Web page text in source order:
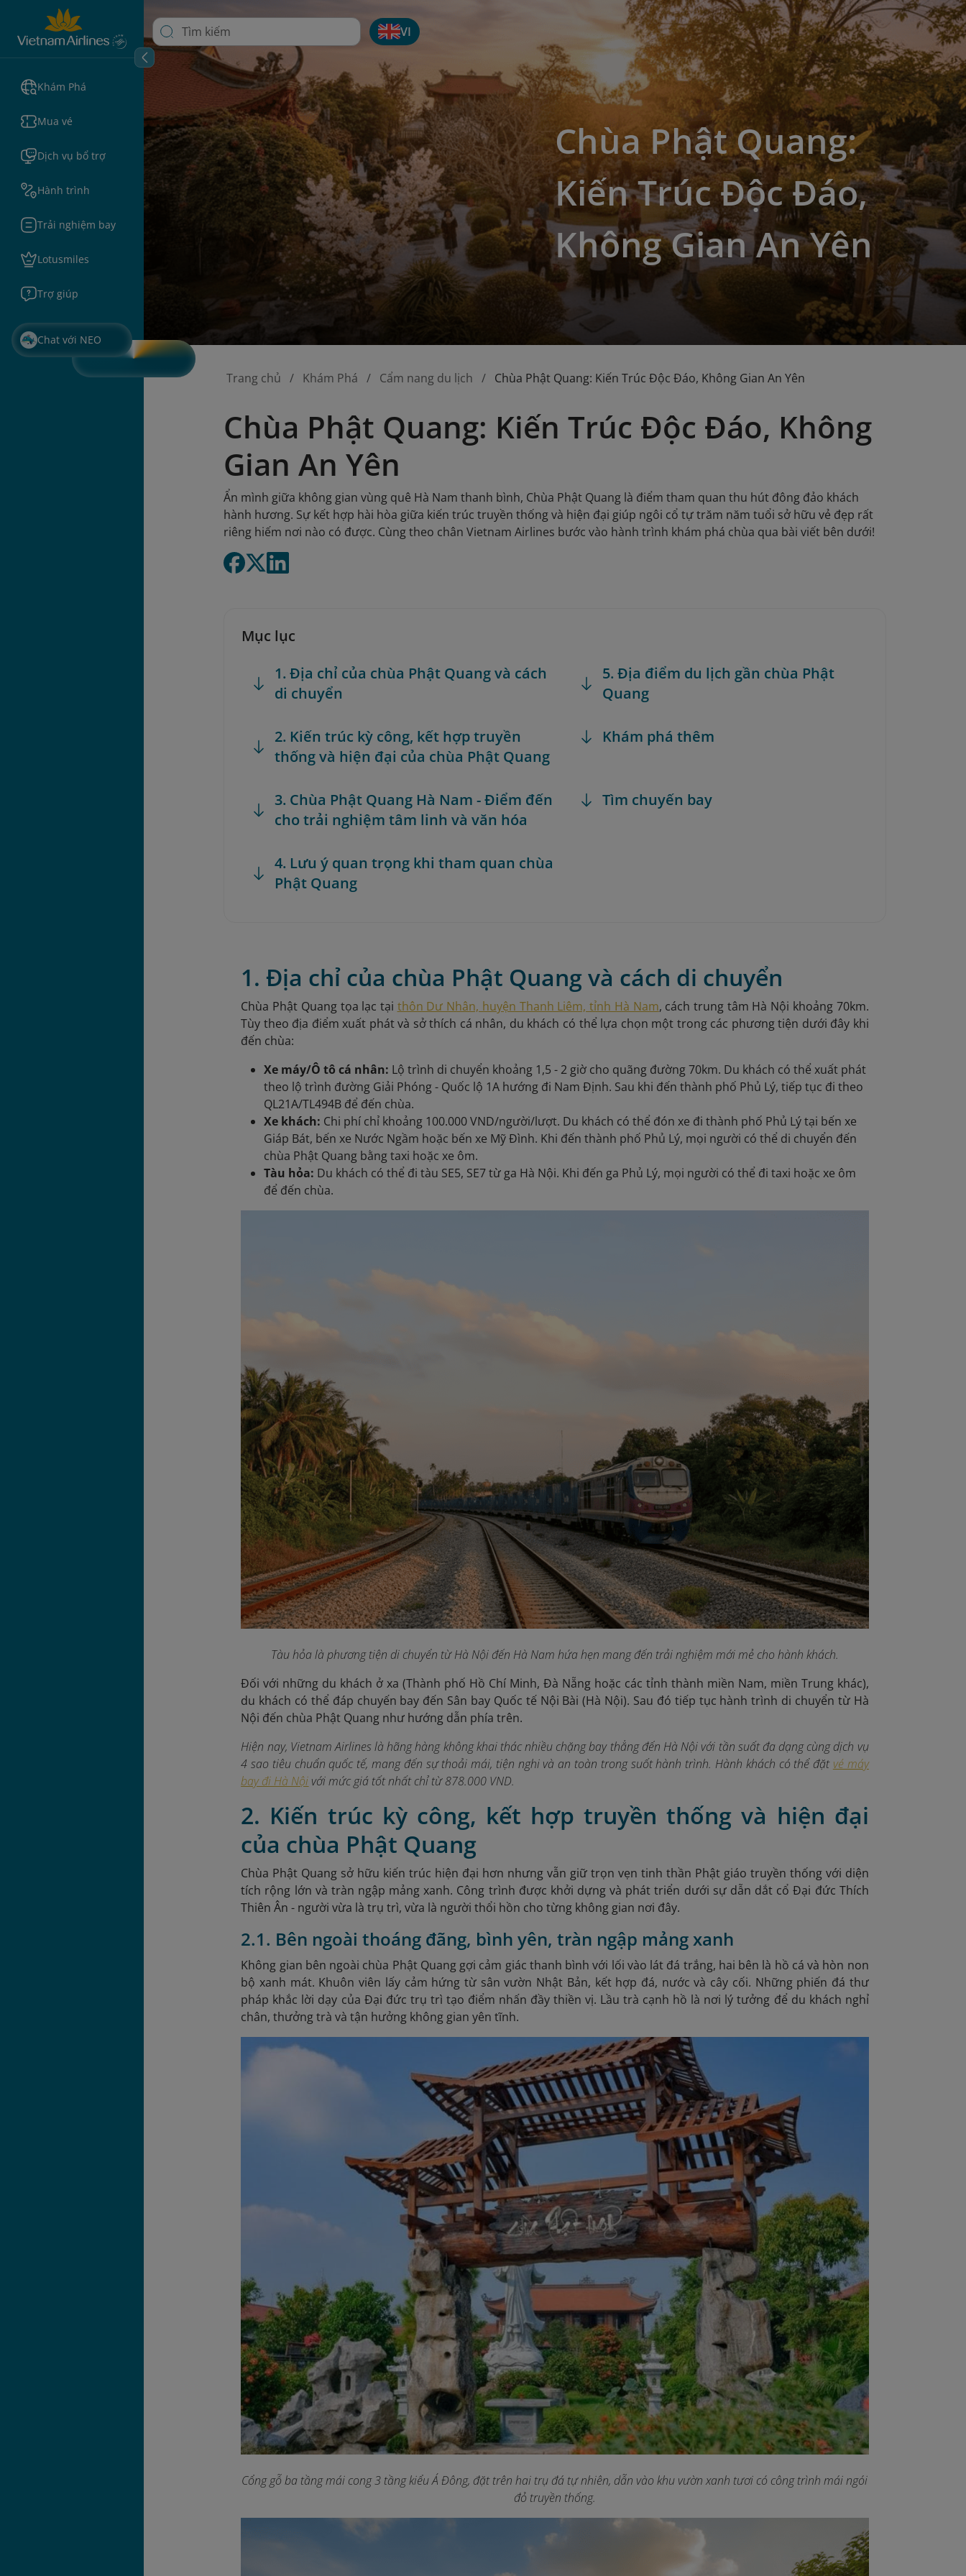
Khám Phá
Mua vé
Dịch vụ bổ trợ
Hành trình
Trải nghiệm bay
Lotusmiles
Trợ giúp
Chat với NEO
VI
Chùa Phật Quang:
Kiến Trúc Độc Đáo,
Không Gian An Yên
Trang chủ Khám Phá Cẩm nang du lịch Chùa Phật Quang: Kiến Trúc Độc Đáo, Không Gian An Yên
Chùa Phật Quang: Kiến Trúc Độc Đáo, Không
Gian An Yên
Ẩn mình giữa không gian vùng quê Hà Nam thanh bình, Chùa Phật Quang là điểm tham quan thu hút đông đảo khách
hành hương. Sự kết hợp hài hòa giữa kiến trúc truyền thống và hiện đại giúp ngôi cổ tự trăm năm tuổi sở hữu vẻ đẹp rất
riêng hiếm nơi nào có được. Cùng theo chân Vietnam Airlines bước vào hành trình khám phá chùa qua bài viết bên dưới!
Mục lục
1. Địa chỉ của chùa Phật Quang và cách
di chuyển
2. Kiến trúc kỳ công, kết hợp truyền
thống và hiện đại của chùa Phật Quang
3. Chùa Phật Quang Hà Nam - Điểm đến
cho trải nghiệm tâm linh và văn hóa
4. Lưu ý quan trọng khi tham quan chùa
Phật Quang
5. Địa điểm du lịch gần chùa Phật
Quang
Khám phá thêm
Tìm chuyến bay
1. Địa chỉ của chùa Phật Quang và cách di chuyển
Chùa Phật Quang tọa lạc tại thôn Dư Nhân, huyện Thanh Liêm, tỉnh Hà Nam, cách trung tâm Hà Nội khoảng 70km.
Tùy theo địa điểm xuất phát và sở thích cá nhân, du khách có thể lựa chọn một trong các phương tiện dưới đây khi
đến chùa:
Xe máy/Ô tô cá nhân: Lộ trình di chuyển khoảng 1,5 - 2 giờ cho quãng đường 70km. Du khách có thể xuất phát
theo lộ trình đường Giải Phóng - Quốc lộ 1A hướng đi Nam Định. Sau khi đến thành phố Phủ Lý, tiếp tục đi theo
QL21A/TL494B để đến chùa.
Xe khách: Chi phí chỉ khoảng 100.000 VND/người/lượt. Du khách có thể đón xe đi thành phố Phủ Lý tại bến xe
Giáp Bát, bến xe Nước Ngầm hoặc bến xe Mỹ Đình. Khi đến thành phố Phủ Lý, mọi người có thể di chuyển đến
chùa Phật Quang bằng taxi hoặc xe ôm.
Tàu hỏa: Du khách có thể đi tàu SE5, SE7 từ ga Hà Nội. Khi đến ga Phủ Lý, mọi người có thể đi taxi hoặc xe ôm
để đến chùa.
Tàu hỏa là phương tiện di chuyển từ Hà Nội đến Hà Nam hứa hẹn mang đến trải nghiệm mới mẻ cho hành khách.
Đối với những du khách ở xa (Thành phố Hồ Chí Minh, Đà Nẵng hoặc các tỉnh thành miền Nam, miền Trung khác),
du khách có thể đáp chuyến bay đến Sân bay Quốc tế Nội Bài (Hà Nội). Sau đó tiếp tục hành trình di chuyển từ Hà
Nội đến chùa Phật Quang như hướng dẫn phía trên.
Hiện nay, Vietnam Airlines là hãng hàng không khai thác nhiều chặng bay thẳng đến Hà Nội với tần suất đa dạng cùng dịch vụ
4 sao tiêu chuẩn quốc tế, mang đến sự thoải mái, tiện nghi và an toàn trong suốt hành trình. Hành khách có thể đặt vé máy
bay đi Hà Nội với mức giá tốt nhất chỉ từ 878.000 VND.
2. Kiến trúc kỳ công, kết hợp truyền thống và hiện đại
của chùa Phật Quang
Chùa Phật Quang sở hữu kiến trúc hiện đại hơn nhưng vẫn giữ trọn vẹn tinh thần Phật giáo truyền thống với diện
tích rộng lớn và tràn ngập mảng xanh. Công trình được khởi dựng và phát triển dưới sự dẫn dắt cổ Đại đức Thích
Thiên Ân - người vừa là trụ trì, vừa là người thổi hồn cho từng không gian nơi đây.
2.1. Bên ngoài thoáng đãng, bình yên, tràn ngập mảng xanh
Không gian bên ngoài chùa Phật Quang gợi cảm giác thanh bình với lối vào lát đá trắng, hai bên là hồ cá và hòn non
bộ xanh mát. Khuôn viên lấy cảm hứng từ sân vườn Nhật Bản, kết hợp đá, nước và cây cối. Những phiến đá thư
pháp khắc lời dạy của Đại đức trụ trì tạo điểm nhấn đầy thiền vị. Lầu trà cạnh hồ là nơi lý tưởng để du khách nghỉ
chân, thưởng trà và tận hưởng không gian yên tĩnh.
Cổng gỗ ba tầng mái cong 3 tầng kiểu Á Đông, đặt trên hai trụ đá tự nhiên, dẫn vào khu vườn xanh tươi có công trình mái ngói
đỏ truyền thống.